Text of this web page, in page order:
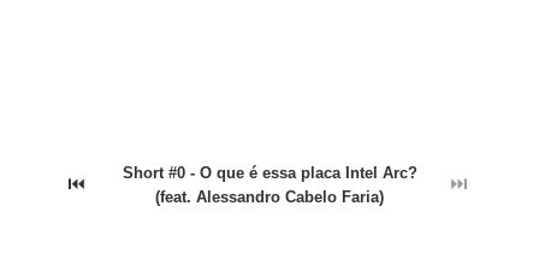
⏮
Short #0 - O que é essa placa Intel Arc?
(feat. Alessandro Cabelo Faria)
⏭